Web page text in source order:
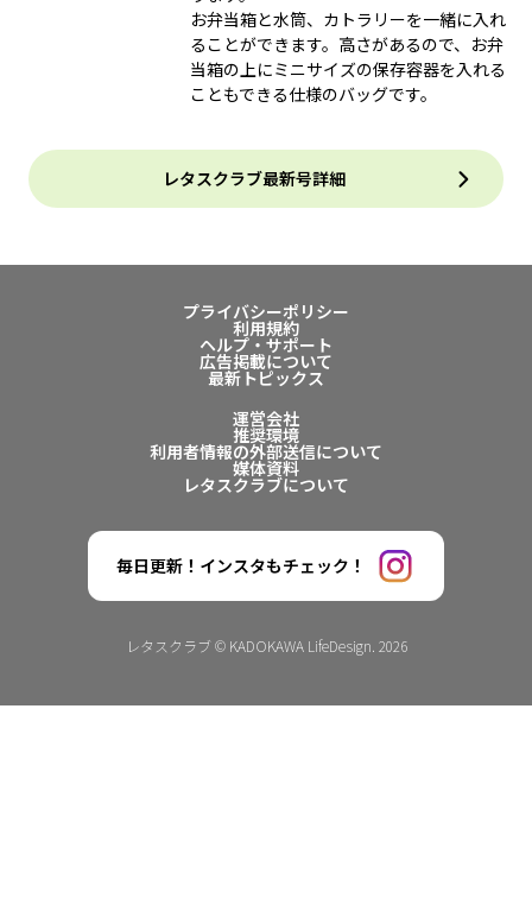
お弁当箱と水筒、カトラリーを一緒に入れ
ることができます。高さがあるので、お弁
当箱の上にミニサイズの保存容器を入れる
こともできる仕様のバッグです。
レタスクラブ最新号詳細
プライバシーポリシー
利用規約
ヘルプ・サポート
広告掲載について
最新トピックス
運営会社
推奨環境
利用者情報の外部送信について
媒体資料
レタスクラブについて
毎日更新！インスタもチェック！
レタスクラブ © KADOKAWA LifeDesign. 2026